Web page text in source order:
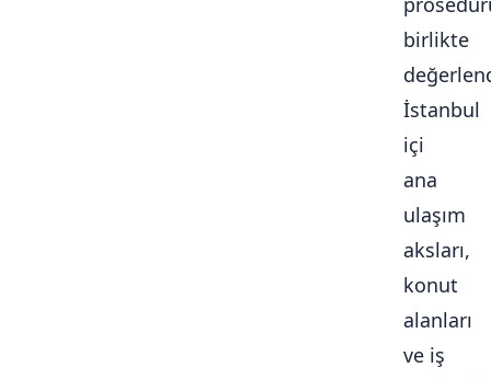
birlikte
İstanbul
içi
ana
ulaşım
aksları,
konut
alanları
ve iş